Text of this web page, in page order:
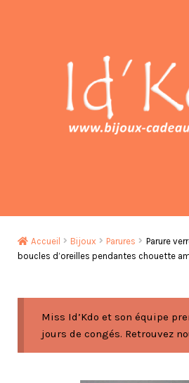
Accueil Bijoux Parures
Parure
boucles d’oreilles pendantes chouette
Miss Id’Kdo et son équipe
jours de congés. Retrouvez